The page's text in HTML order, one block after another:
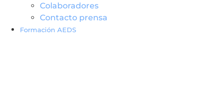
Colaboradores
Contacto prensa
Formación AEDS